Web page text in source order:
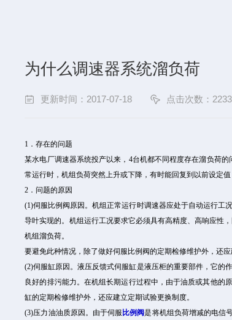
为什么调速器系统溜负荷
更新时间：2017-07-18 点击次数：2233
1．存在的问题
某水电厂调速器系统投产以来，4台机都不同程度存在溜负荷
常运行时，机组负荷突然上升或下降，有时能回复到以前设定
2．问题的原因
(1)伺服比例阀原因。机组正常运行时调速器应处于自动运行工
导叶实现的。机组运行工况要求它必须具有高精度、高响应性
机组溜负荷。
要避免此种情况，除了做好伺服比例阀的定期检修维护外，还应
(2)伺服缸原因。液压反馈式伺服缸是液压柜的重要部件，它的
良好的排污能力。在机组长期运行过程中，由于油质或其他的
缸的定期检修维护外，还应建立定期试验更换制度。
(3)压力油油质原因。由于伺服 比例阀是将机组负荷增减的电信